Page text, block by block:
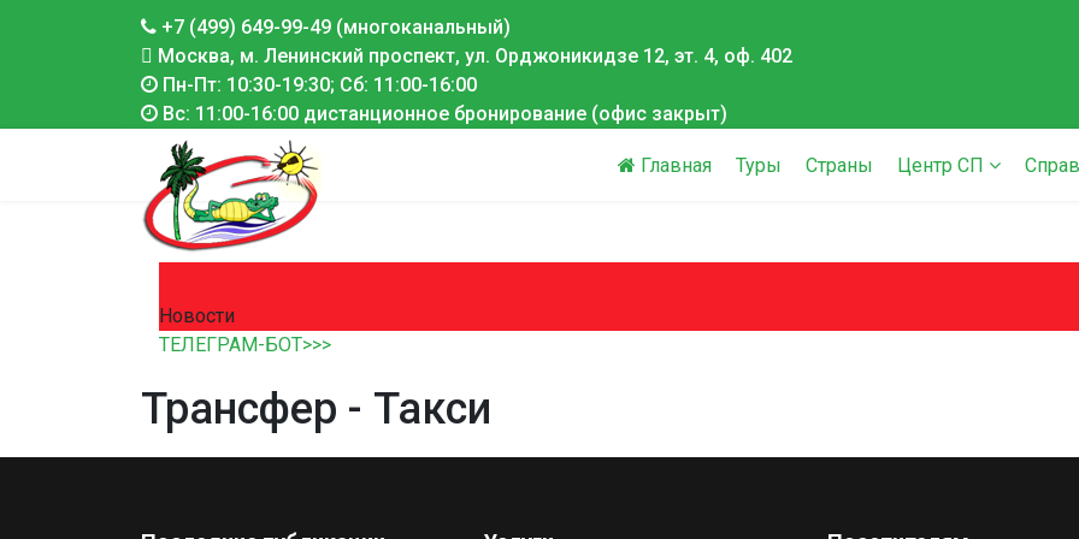
+7 (499) 649-99-49 (многоканальный)
Москва, м. Ленинский проспект, ул. Орджоникидзе 12, эт. 4, оф. 402
Пн-Пт: 10:30-19:30; Сб: 11:00-16:00
Вс: 11:00-16:00 дистанционное бронирование (офис закрыт)
Главная Туры Страны Центр СП
Новости
ТЕЛЕГРАМ-БОТ>>>
Трансфер - Такси